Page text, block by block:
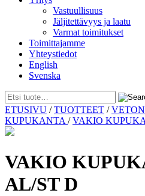
Vastuullisuus
Jäljitettävyys ja laatu
Varmat toimitukset
Toimittajamme
Yhteystiedot
English
Svenska
Skip
to
content
ETUSIVU /TUOTTEET /
KUPUKANTA /VAKIO
VAKIO
AL/ST D